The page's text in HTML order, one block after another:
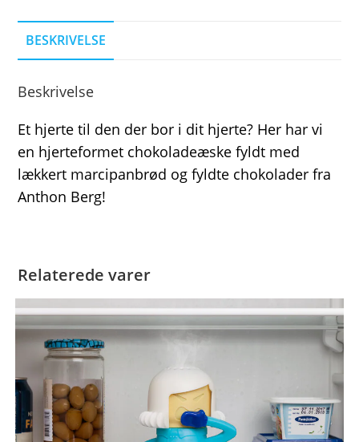
BESKRIVELSE
Beskrivelse
Et hjerte til den der bor i dit hjerte? Her har vi
en hjerteformet chokoladeæske fyldt med
lækkert marcipanbrød og fyldte chokolader fra
Anthon Berg!
Relaterede varer